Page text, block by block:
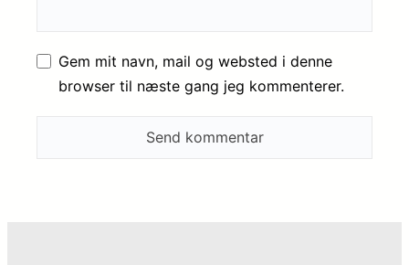
Gem mit navn, mail og websted i denne
browser til næste gang jeg kommenterer.